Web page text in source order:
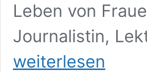
Leben von
Journalistin,
weiterlesen